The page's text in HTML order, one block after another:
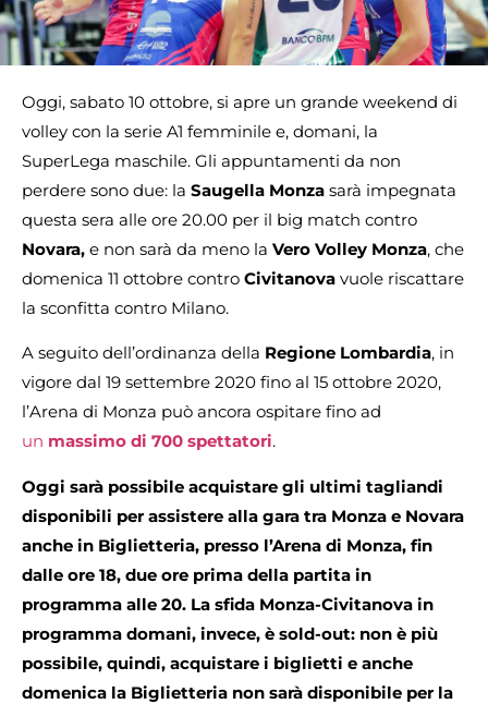
Oggi, sabato 10 ottobre, si apre un grande weekend di
volley con la serie A1 femminile e, domani, la
SuperLega maschile. Gli appuntamenti da non
perdere sono due: la Saugella Monza sarà impegnata
questa sera alle ore 20.00 per il big match contro
Novara, e non sarà da meno la Vero Volley Monza, che
domenica 11 ottobre contro Civitanova vuole riscattare
la sconfitta contro Milano.
A seguito dell’ordinanza della Regione Lombardia, in
vigore dal 19 settembre 2020 fino al 15 ottobre 2020,
l’Arena di Monza può ancora ospitare fino ad
un massimo di 700 spettatori.
Oggi sarà possibile acquistare gli ultimi tagliandi
disponibili per assistere alla gara tra Monza e Novara
anche in Biglietteria, presso l’Arena di Monza, fin
dalle ore 18, due ore prima della partita in
programma alle 20. La sfida Monza-Civitanova in
programma domani, invece, è sold-out: non è più
possibile, quindi, acquistare i biglietti e anche
domenica la Biglietteria non sarà disponibile per la